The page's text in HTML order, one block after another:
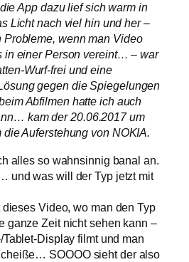
App dazu lief sich warm in
Licht nach viel hin und her –
wenn man Video
in einer Person vereint… – war
Wurf-frei und eine
gegen die Spiegelungen
Abfilmen hatte ich auch
kam der 20.06.2017 um
Auferstehung von NOKIA.
alles so wahnsinnig banal an.
und was will der Typ jetzt mit
Video, wo man den Typ
ganze Zeit nicht sehen kann –
Display filmt und man
SOOOO sieht der also